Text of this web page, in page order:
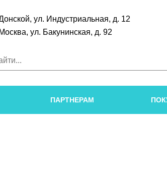
ул. Индустриальная, д. 12
ул. Бакунинская, д. 92
ПАРТНЕРАМ